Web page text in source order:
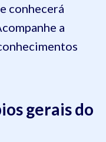
conhecerá
a
gerais do